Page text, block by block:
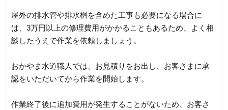
屋外の排水管や排水桝を含めた工事も必要になる場合に
は、3万円以上の修理費用がかかることもあるため、よく相
談したうえで作業を依頼しましょう。
おかやま水道職人では、お見積りをお出し、お客さまに承
認をいただいてから作業を開始します。
作業終了後に追加費用が発生することがないため、お客さ